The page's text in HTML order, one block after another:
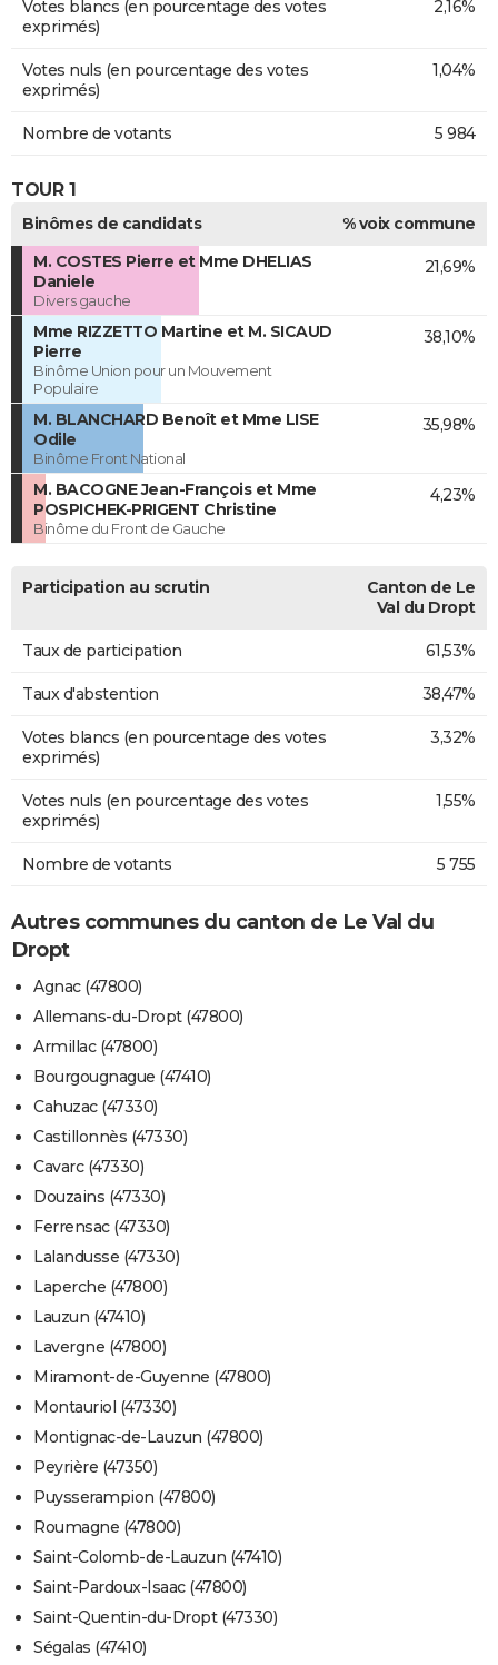
Votes blancs (en pourcentage des votes
exprimés)
2,16%
Votes nuls (en pourcentage des votes
exprimés)
1,04%
Nombre de votants 5 984
TOUR 1
Binômes de candidats
% voix commune
M. COSTES Pierre et Mme DHELIAS
Daniele
Divers gauche
21,69%
Mme RIZZETTO Martine et M. SICAUD
Pierre
Binôme Union pour un Mouvement
Populaire
38,10%
M. BLANCHARD Benoît et Mme LISE
Odile
Binôme Front National
35,98%
M. BACOGNE Jean-François et Mme
POSPICHEK-PRIGENT Christine
Binôme du Front de Gauche
4,23%
Participation au scrutin
Canton de Le
Val du Dropt
Taux de participation 61,53%
Taux d'abstention 38,47%
Votes blancs (en pourcentage des votes
exprimés)
3,32%
Votes nuls (en pourcentage des votes
exprimés)
1,55%
Nombre de votants 5 755
Autres communes du canton de Le Val du
Dropt
Agnac (47800)
Allemans-du-Dropt (47800)
Armillac (47800)
Bourgougnague (47410)
Cahuzac (47330)
Castillonnès (47330)
Cavarc (47330)
Douzains (47330)
Ferrensac (47330)
Lalandusse (47330)
Laperche (47800)
Lauzun (47410)
Lavergne (47800)
Miramont-de-Guyenne (47800)
Montauriol (47330)
Montignac-de-Lauzun (47800)
Peyrière (47350)
Puysserampion (47800)
Roumagne (47800)
Saint-Colomb-de-Lauzun (47410)
Saint-Pardoux-Isaac (47800)
Saint-Quentin-du-Dropt (47330)
Ségalas (47410)